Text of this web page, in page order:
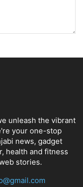
unleash the vibrant
your one-stop
news, gadget
health and fitness
stories.